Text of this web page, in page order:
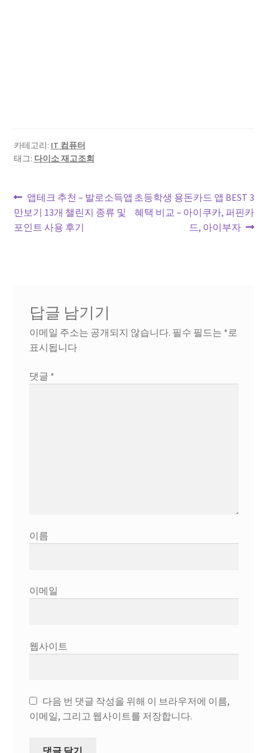
카테고리: IT 컴퓨터
태그: 다이소 재고조회
글
탐
이
전
글:
앱테크 추천 – 발로소득앱
만보기 13개 챌린지 종류 및
포인트 사용 후기
다
음
초등학생 용돈카드 앱 BEST 3
혜택 비교 – 아이쿠카, 퍼핀카
드, 아이부자
답글 남기기
이메일 주소는 공개되지 않습니다. 필수 필드는 * 로
표시됩니다
댓글 *
이름
이메일
웹사이트
다음 번 댓글 작성을 위해 이 브라우저에 이름,
이메일, 그리고 웹사이트를 저장합니다.